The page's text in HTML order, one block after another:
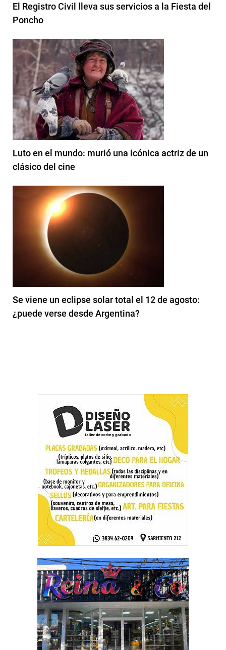
El Registro Civil lleva sus servicios a la Fiesta del
Poncho
Luto en el mundo: murió una icónica actriz de un
clásico del cine
Se viene un eclipse solar total el 12 de agosto:
¿puede verse desde Argentina?